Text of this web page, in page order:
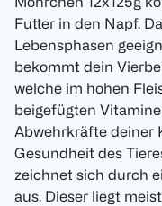
Futter in den Napf.
Lebensphasen
bekommt dein
welche im hohen
beigefügten
Abwehrkräfte deiner
Gesundheit des
zeichnet sich durch
aus. Dieser liegt